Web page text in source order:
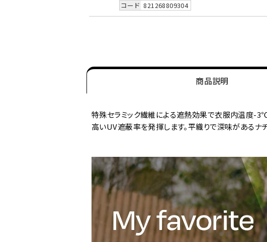
コード 821268809304
商品説明
特殊セラミック繊維による遮熱効果で衣服内温度-
高いUV遮蔽率を発揮します。平織りで深味があるナ